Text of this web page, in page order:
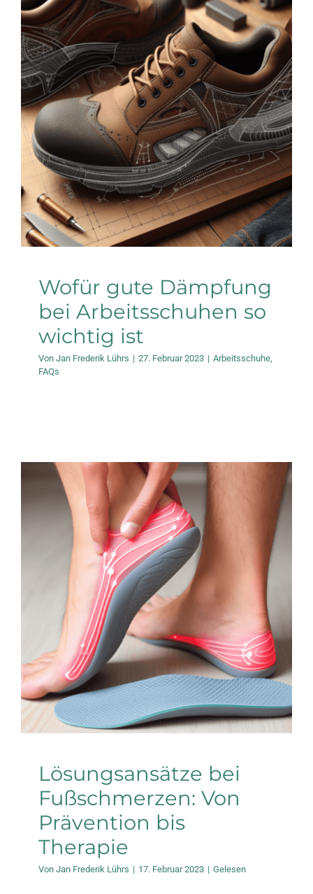
Wofür gute Dämpfung
bei Arbeitsschuhen so
wichtig ist
Arbeitsschuhe FAQs
Wofür gute Dämpfung
bei Arbeitsschuhen so
wichtig ist
Von Jan Frederik Lührs | 27. Februar 2023 | Arbeitsschuhe
FAQs
Lösungsansätze bei
Fußschmerzen: Von
Prävention bis
Therapie
Gelesen
Lösungsansätze bei
Fußschmerzen: Von
Prävention bis
Therapie
Von Jan Frederik Lührs | 17. Februar 2023 | Gelesen